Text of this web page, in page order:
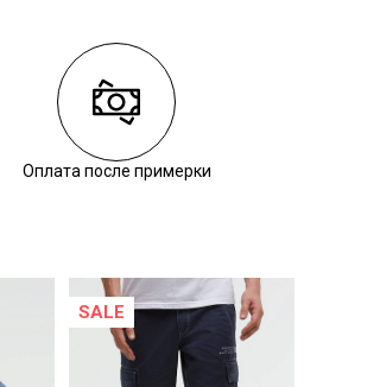
Оплата после примерки
SALE